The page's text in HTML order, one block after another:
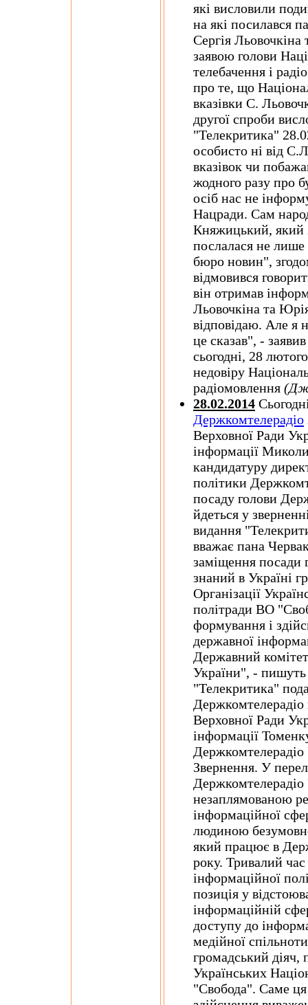
які висловили
на які посилався
Сергія
заявою голови
телебачення і
про те, що
вказівки С.
другої спроби
"Телекритика"
особисто ні від
вказівок чи
жодного разу про
осіб нас не
Нацради. Сам
Княжицький, який
послалася не
бюро новин",
відмовився
він отримав
Льовочкіна та
відповідаю. Але я
це сказав", -
сьогодні, 28
недовіру
радіомовлення
28.02.2014
Держкомтелерадіо
Верховної Ради
інформації
кандидатуру
політики
посаду голови
йдеться у
видання
вважає пана
заміщення посади
знаний в Україні
Організації
політради ВО
формування і
державної
Державний
України", - пишуть
"Телекритика"
Верховної Ради
інформації
Звернення. У
незаплямованою
інформаційної
людиною
який працює в
року. Тривалий
інформаційної
позиція у
інформаційній
доступу до
медійної
громадський діяч,
Українських
"Свобода". Саме